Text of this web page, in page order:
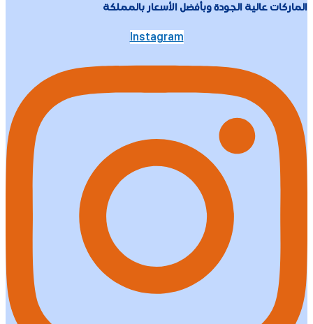
الماركات عالية الجودة وبأفضل الأسعار بالمملكة
Instagram